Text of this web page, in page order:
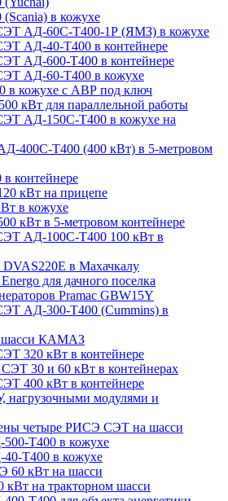
в кожухе
АД-60С-Т400-1Р (ЯМЗ) в кожухе
АД-40-Т400 в контейнере
АД-600-Т400 в контейнере
АД-60-Т400 в кожухе
в кожухе с АВР под ключ
кВт для параллельной работы
АД-150С-Т400 в кожухе на
400С-Т400 (400 кВт) в 5-метровом
контейнере
кВт на прицепе
в кожухе
кВт в 5-метровом контейнере
АД-100С-Т400 100 кВт в
DVAS220E в Махачкалу
для дачного поселка
Pramac GВW15Y
АД-300-Т400 (Cummins) в
шасси КАМАЗ
320 кВт в контейнере
30 и 60 кВт в контейнерах
400 кВт в контейнере
нагрузочными модулями и
четыре РИСЭ СЭТ на шасси
Т400 в кожухе
Т400 в кожухе
60 кВт на шасси
на тракторном шасси